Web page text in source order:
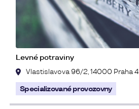
Levné potraviny
Vlastislavova 96/2, 14000 Praha 4
Specializované provozovny